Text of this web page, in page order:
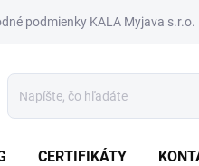
podmienky KALA Myjava s.r.o.
CERTIFIKÁTY